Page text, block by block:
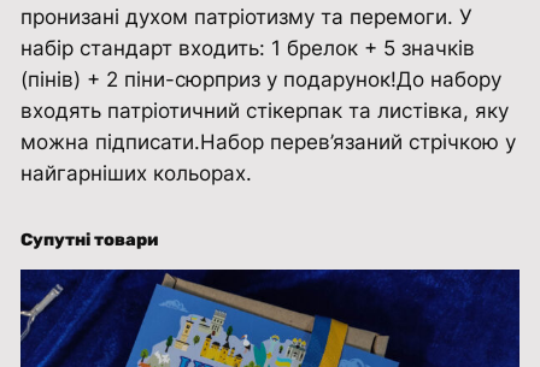
а
б
і
р
с
т
н
д
а
р
т
пронизані духом патріотизму та перемоги. У
набір стандарт входить: 1 брелок + 5 значків
(пінів) + 2 піни-сюрприз у подарунок!До набору
входять патріотичний стікерпак та листівка, яку
можна підписати.Набор перев’язаний стрічкою у
найгарніших кольорах.
Супутні товари